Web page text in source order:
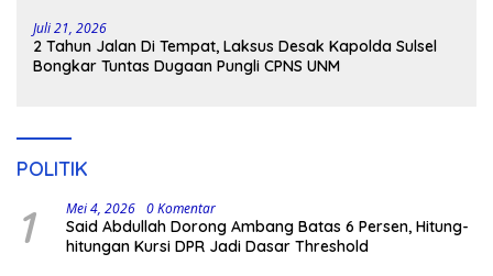
Juli 21, 2026
2 Tahun Jalan Di Tempat, Laksus Desak Kapolda Sulsel
Bongkar Tuntas Dugaan Pungli CPNS UNM
POLITIK
1 Mei 4, 2026 0 Komentar
Said Abdullah Dorong Ambang Batas 6 Persen, Hitung-
hitungan Kursi DPR Jadi Dasar Threshold